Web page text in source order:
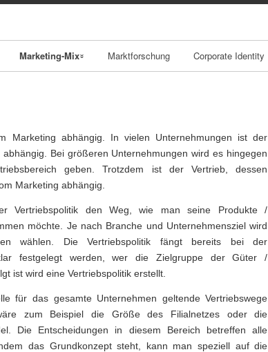
Marketing-Mix
Kommunikationsp
olitik
Vertriebspolitik
Brand
Management
Marktforschung Corporate Identity
Marketing abhängig. In vielen Unternehmungen ist der
Bei größeren Unternehmungen wird es hingegen
geben. Trotzdem ist der Vertrieb, dessen
Marketing abhängig.
Vertriebspolitik den Weg, wie man seine Produkte /
möchte. Je nach Branche und Unternehmensziel wird
wählen. Die Vertriebspolitik fängt bereits bei der
festgelegt werden, wer die Zielgruppe der Güter /
ist wird eine Vertriebspolitik erstellt.
für das gesamte Unternehmen geltende Vertriebswege
zum Beispiel die Größe des Filialnetzes oder die
Die Entscheidungen in diesem Bereich betreffen alle
das Grundkonzept steht, kann man speziell auf die